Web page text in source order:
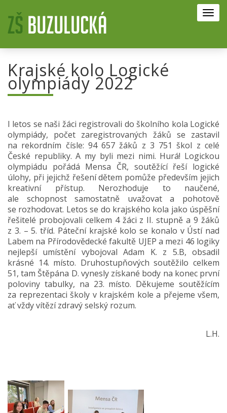
Krajské kolo Logické
olympiády 2022
I letos se naši žáci registrovali do školního kola Logické
olympiády, počet zaregistrovaných žáků se zastavil
na rekordním čísle: 94 657 žáků z 3 751 škol z celé
České republiky. A my byli mezi nimi. Hurá! Logickou
olympiádu pořádá Mensa ČR, soutěžící řeší logické
úlohy, při jejichž řešení dětem pomůže především jejich
kreativní přístup. Nerozhoduje to naučené,
ale schopnost samostatně uvažovat a pohotově
se rozhodovat. Letos se do krajského kola jako úspěšní
řešitelé probojovali celkem 4 žáci z II. stupně a 9 žáků
z 3. – 5. tříd. Páteční krajské kolo se konalo v Ústí nad
Labem na Přírodovědecké fakultě UJEP a mezi 46 logiky
nejlepší umístění vybojoval Adam K. z 5.B, obsadil
krásné 14. místo. Druhostupňových soutěžilo celkem
51, tam Štěpána D. vynesly získané body na konec první
poloviny tabulky, na 23. místo. Děkujeme soutěžícím
za reprezentaci školy v krajském kole a přejeme všem,
ať vždy vítězí zdravý selský rozum.
L.H.